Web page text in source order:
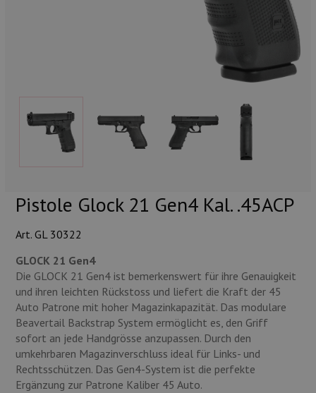
Pistole Glock 21 Gen4 Kal. .45ACP
Art. GL 30322
GLOCK 21 Gen4
Die GLOCK 21 Gen4 ist bemerkenswert für ihre Genauigkeit
und ihren leichten Rückstoss und liefert die Kraft der 45
Auto Patrone mit hoher Magazinkapazität. Das modulare
Beavertail Backstrap System ermöglicht es, den Griff
sofort an jede Handgrösse anzupassen. Durch den
umkehrbaren Magazinverschluss ideal für Links- und
Rechtsschützen. Das Gen4-System ist die perfekte
Ergänzung zur Patrone Kaliber 45 Auto.
Waffen
Lampen und Zubehör